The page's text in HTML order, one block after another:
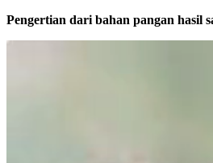
Pengertian dari bahan pangan hasil